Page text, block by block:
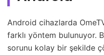
Android cihazlarda
farklı yöntem bulunuyor.
sorunu kolay bir şekilde